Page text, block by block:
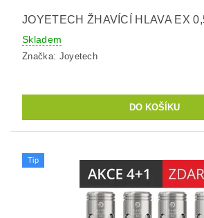
JOYETECH ŽHAVÍCÍ HLAVA EX
Skladem
Značka: Joyetech
Tip